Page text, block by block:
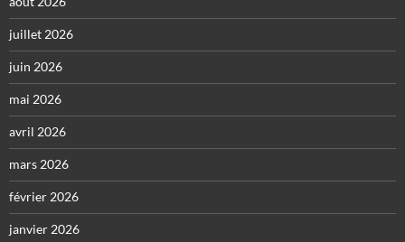
juillet 2026
juin 2026
mai 2026
avril 2026
mars 2026
février 2026
janvier 2026